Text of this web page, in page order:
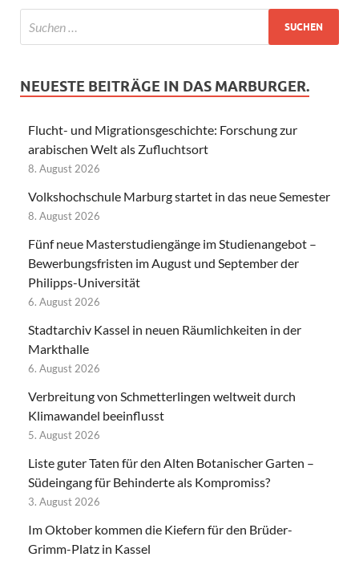
NEUESTE BEITRÄGE IN DAS MARBURGER.
Flucht- und Migrationsgeschichte: Forschung zur
arabischen Welt als Zufluchtsort
8. August 2026
Volkshochschule Marburg startet in das neue Semester
8. August 2026
Fünf neue Masterstudiengänge im Studienangebot –
Bewerbungsfristen im August und September der
Philipps-Universität
6. August 2026
Stadtarchiv Kassel in neuen Räumlichkeiten in der
Markthalle
6. August 2026
Verbreitung von Schmetterlingen weltweit durch
Klimawandel beeinflusst
5. August 2026
Liste guter Taten für den Alten Botanischer Garten –
Südeingang für Behinderte als Kompromiss?
3. August 2026
Im Oktober kommen die Kiefern für den Brüder-
Grimm-Platz in Kassel